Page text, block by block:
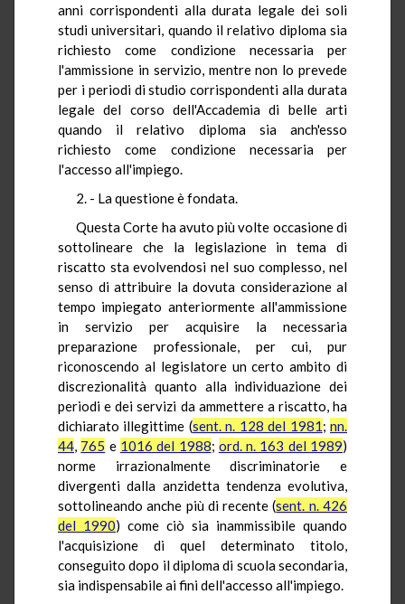
anni corrispondenti alla durata legale dei soli
studi universitari, quando il relativo diploma sia
richiesto come condizione necessaria per
l'ammissione in servizio, mentre non lo prevede
per i periodi di studio corrispondenti alla durata
legale del corso dell'Accademia di belle arti
quando il relativo diploma sia anch'esso
richiesto come condizione necessaria per
l'accesso all'impiego.
2. - La questione è fondata.
Questa Corte ha avuto più volte occasione di
sottolineare che la legislazione in tema di
riscatto sta evolvendosi nel suo complesso, nel
senso di attribuire la dovuta considerazione al
tempo impiegato anteriormente all'ammissione
in servizio per acquisire la necessaria
preparazione professionale, per cui, pur
riconoscendo al legislatore un certo ambito di
discrezionalità quanto alla individuazione dei
periodi e dei servizi da ammettere a riscatto, ha
dichiarato illegittime (sent. n. 128 del 1981;nn.
44, 765 e 1016 del 1988; ord. n. 163 del 1989)
norme irrazionalmente discriminatorie e
divergenti dalla anzidetta tendenza evolutiva,
sottolineando anche più di recente (sent. n. 426
del 1990) come ciò sia inammissibile quando
l'acquisizione di quel determinato titolo,
conseguito dopo il diploma di scuola secondaria,
sia indispensabile ai fini dell'accesso all'impiego.